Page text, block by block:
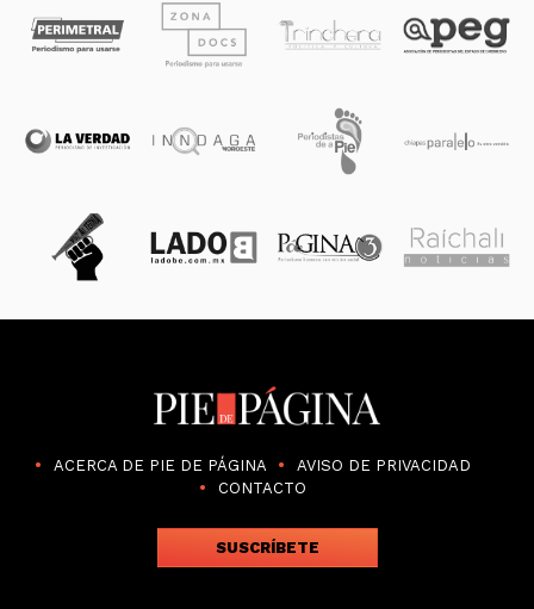
ACERCA DE PIE DE PÁGINA
AVISO DE PRIVACIDAD
CONTACTO
SUSCRÍBETE